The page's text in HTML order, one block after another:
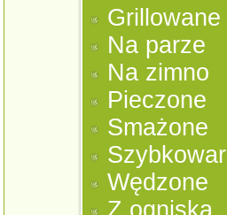
Grillowane
Na parze
Na zimno
Pieczone
Smażone
Szybkowar
Wędzone
Z ogniska